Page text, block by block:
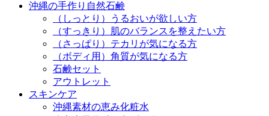
沖縄の手作り自然石鹸
（しっとり）うるおいが欲しい方
（すっきり）肌のバランスを整えたい方
（さっぱり）テカリが気になる方
（ボディ用）角質が気になる方
石鹸セット
アウトレット
スキンケア
沖縄素材の恵み化粧水